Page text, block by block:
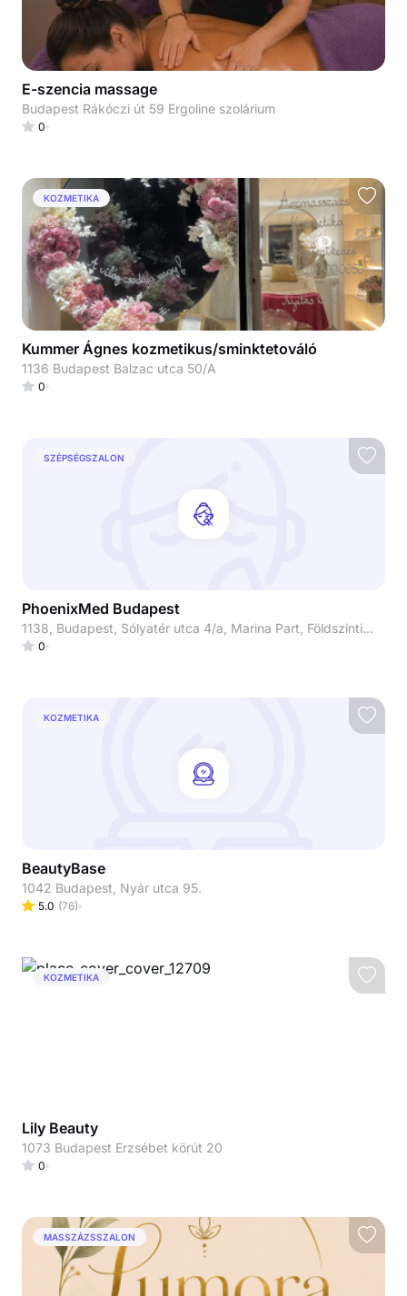
E-szencia massage
Budapest Rákóczi út 59 Ergoline szolárium
0
KOZMETIKA
Kummer Ágnes kozmetikus/sminktetováló
1136 Budapest Balzac utca 50/A
0
SZÉPSÉGSZALON
PhoenixMed Budapest
1138, Budapest, Sólyatér utca 4/a, Marina Part, Földszinti üzlethelyiség
0
KOZMETIKA
BeautyBase
1042 Budapest, Nyár utca 95.
5.0 (76)
KOZMETIKA
Lily Beauty
1073 Budapest Erzsébet körút 20
0
MASSZÁZSSZALON